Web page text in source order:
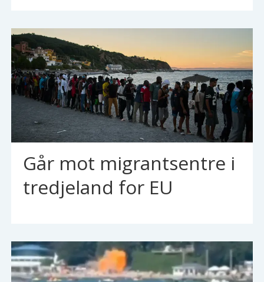
Går mot migrantsentre i
tredjeland for EU